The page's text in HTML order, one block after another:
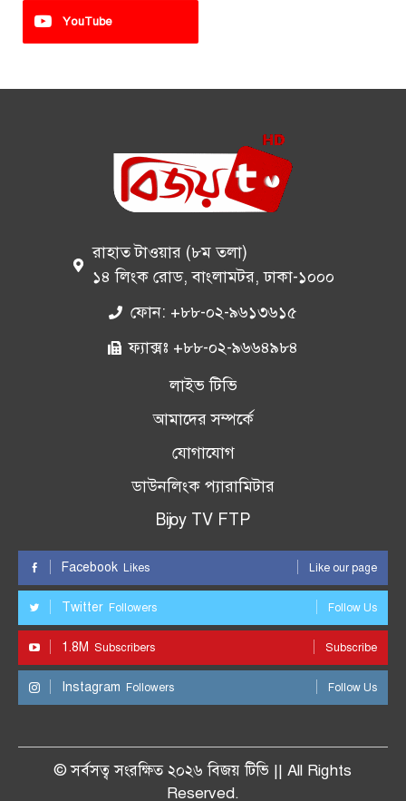
YouTube
রাহাত টাওয়ার (৮ম তলা)
১৪ লিংক রোড, বাংলামটর, ঢাকা-১০০০
ফোন: +৮৮-০২-৯৬১৩৬১৫
ফ্যাক্সঃ +৮৮-০২-৯৬৬৪৯৮৪
লাইভ টিভি
আমাদের সম্পর্কে
যোগাযোগ
ডাউনলিংক প্যারামিটার
Bijoy TV FTP
Facebook Likes Like our page
Twitter Followers Follow Us
1.8M Subscribers Subscribe
Instagram Followers Follow Us
© সর্বসত্ব সংরক্ষিত ২০২৬ বিজয় টিভি || All Rights
Reserved.